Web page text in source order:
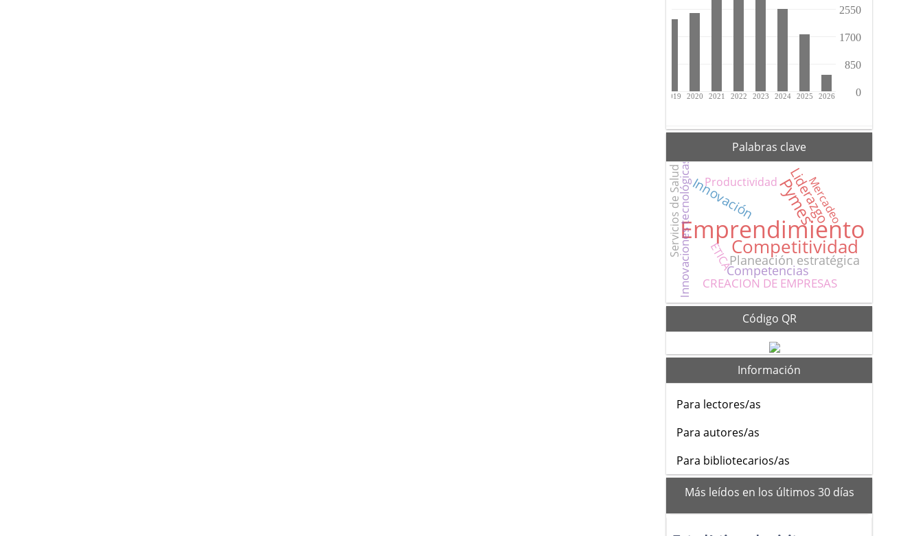
Palabras clave
Emprendimiento
Competitividad
Pymes
Liderazgo
Innovación
Planeación estratégica
Competencias
CREACION DE EMPRESAS
Innovaciones tecnológicas Mercadeo
Productividad
ETICA
Servicios de Salud
Código QR
Información
Para lectores/as
Para autores/as
Para bibliotecarios/as
mas_vistos
Más leídos en los últimos 30 días